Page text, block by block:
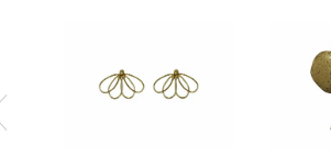
品の日時・時間指定について
時間帯(大型以外) は、
午前か午後かの２択の